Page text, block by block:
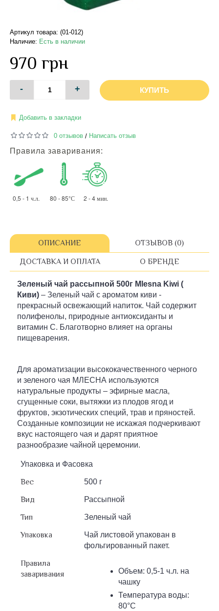
Артикул товара: (01-012)
Наличие: Есть в наличии
970 грн
- + КУПИТЬ
Добавить в закладки
0 отзывов / Написать отзыв
Правила заваривания:
0,5 - 1 ч.л. 80 - 85°С 2 - 4 мин.
ОПИСАНИЕ ОТЗЫВОВ (0)
ДОСТАВКА И ОПЛАТА О БРЕНДЕ
Зеленый чай рассыпной 500г Mlesna Kiwi (
Киви) – Зеленый чай с ароматом киви -
прекрасный освежающий напиток. Чай содержит
полифенолы, природные антиоксиданты и
витамин С. Благотворно влияет на органы
пищеварения.
Для ароматизации высококачественного черного
и зеленого чая МЛЕСНА используются
натуральные продукты – эфирные масла,
сгущенные соки, вытяжки из плодов ягод и
фруктов, экзотических специй, трав и пряностей.
Созданные композиции не искажая подчеркивают
вкус настоящего чая и дарят приятное
разнообразие чайной церемонии.
Упаковка и Фасовка
Вес 500 г
Вид Рассыпной
Тип Зеленый чай
Упаковка
Чай листовой упакован в
фольгированный пакет.
Правила
заваривания
Объем: 0,5-1 ч.л. на
чашку
Температура воды:
80°С